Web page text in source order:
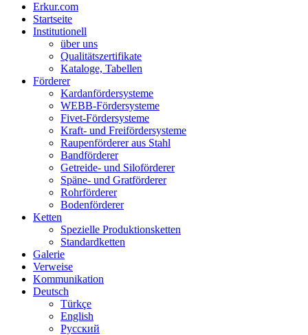
Erkur.com
Startseite
Institutionell
über uns
Qualitätszertifikate
Kataloge, Tabellen
Förderer
Kardanfördersysteme
WEBB-Fördersysteme
Fivet-Fördersysteme
Kraft- und Freifördersysteme
Raupenförderer aus Stahl
Bandförderer
Getreide- und Siloförderer
Späne- und Gratförderer
Rohrförderer
Bodenförderer
Ketten
Spezielle Produktionsketten
Standardketten
Galerie
Verweise
Kommunikation
Deutsch
Türkçe
English
Русский